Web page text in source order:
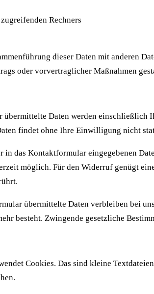
Rechners
dieser Daten mit anderen
oder vorvertraglicher Maßnahmen
Daten werden einschließlich
findet ohne Ihre Einwilligung nicht
in das Kontaktformular eingegebenen
möglich. Für den Widerruf genügt
übermittelte Daten verbleiben bei
besteht. Zwingende gesetzliche
Cookies. Das sind kleine